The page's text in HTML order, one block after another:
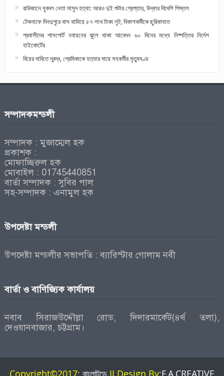
রাউজানে যুবদল নেতা মাসুদ হত্যা: আরও দুই শুটার গ্রেপ্তার, উদ্ধার বিদেশি পিস্তল
টেকনাফে দিনদুপুরে বাস থামিয়ে ৫৭ লাখ টাকা লুট, বিকাশকর্মীকে ছুরিকাঘাত
প্রবাসীদের পাসপোর্ট নবায়নের ঝুলে থাকা আবেদন ৬০ দিনের মধ্যে নিষ্পত্তির নির্দেশ
হাইকোর্টের
বিয়ের দাবিতে দ্বন্দ্ব, প্রেমিকাকে হত্যার দায়ে সহকর্মীর মৃত্যুদণ্ড
সম্পাদকমন্ডলী
সম্পাদক : মুজাম্মেল হক
প্রকাশক :
মোফাচ্ছিরুল হক
মোবাইল : 01745440851
বার্তা সম্পাদক : সুবির পাল
সহ-সম্পাদক : এনামুল হক
উপদেষ্টা মন্ডলী
উপদেষ্টা মন্ডলীর সভাপতি : ব্যারিস্টার গোলাম নবী
বার্তা ও বাণিজ্যিক কার্যালয়
নবাব সিরাজউদ্দৌল্লা রোড, দিদারমার্কেট(৪র্থ তলা),
দেওয়ানবাজার, চট্টগ্রাম।